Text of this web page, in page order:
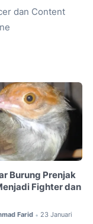
dan Content
Burung Prenjak
Fighter dan
Farid • 23 Januari